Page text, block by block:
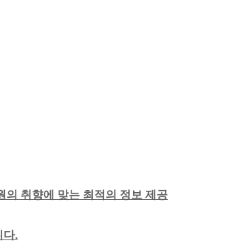
의 취향에 맞는 최적의 정보 제공
다.